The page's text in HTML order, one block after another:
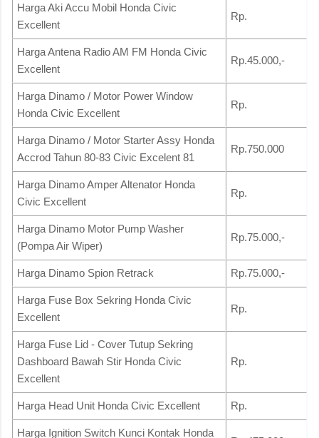
Harga Aki Accu Mobil Honda Civic
Excellent
Rp.
Harga Antena Radio AM FM Honda Civic
Excellent
Rp.45.000,-
Harga Dinamo / Motor Power Window
Honda Civic Excellent
Rp.
Harga Dinamo / Motor Starter Assy Honda
Accrod Tahun 80-83 Civic Excelent 81
Rp.750.000
Harga Dinamo Amper Altenator Honda
Civic Excellent
Rp.
Harga Dinamo Motor Pump Washer
(Pompa Air Wiper)
Rp.75.000,-
Harga Dinamo Spion Retrack Rp.75.000,-
Harga Fuse Box Sekring Honda Civic
Excellent
Rp.
Harga Fuse Lid - Cover Tutup Sekring
Dashboard Bawah Stir Honda Civic
Excellent
Rp.
Harga Head Unit Honda Civic Excellent Rp.
Harga Ignition Switch Kunci Kontak Honda